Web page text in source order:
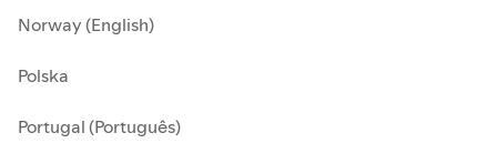
Norway (English)
Polska
Portugal (Português)